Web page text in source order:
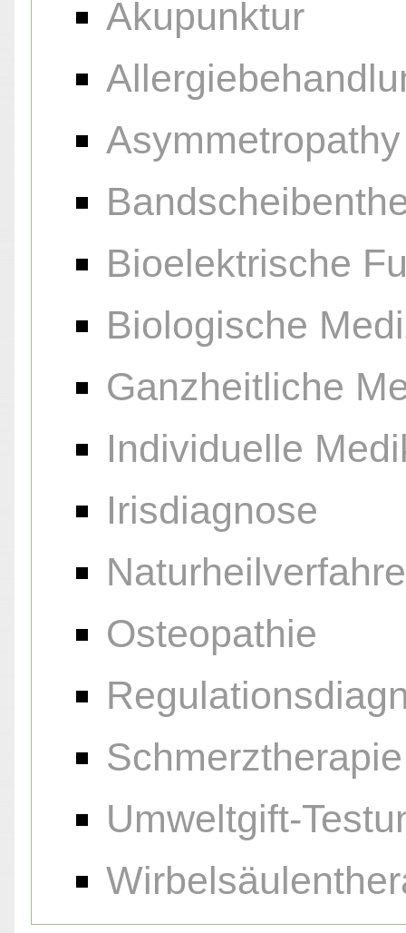
Akupunktur
Asymmetropathy
Bioelektrische
Biologische
Ganzheitliche
Individuelle
Irisdiagnose
Osteopathie
Schmerztherapie
Umweltgift-